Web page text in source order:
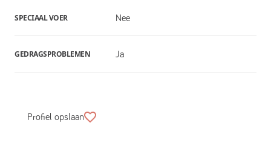
SPECIAAL VOER Nee
GEDRAGSPROBLEMEN Ja
Profiel opslaan